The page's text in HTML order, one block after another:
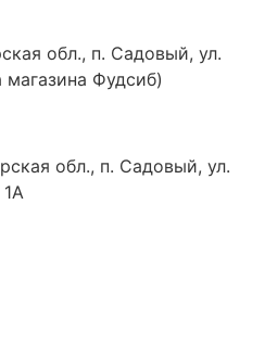
обл., п. Садовый, ул.
магазина Фудсиб)
обл., п. Садовый, ул.